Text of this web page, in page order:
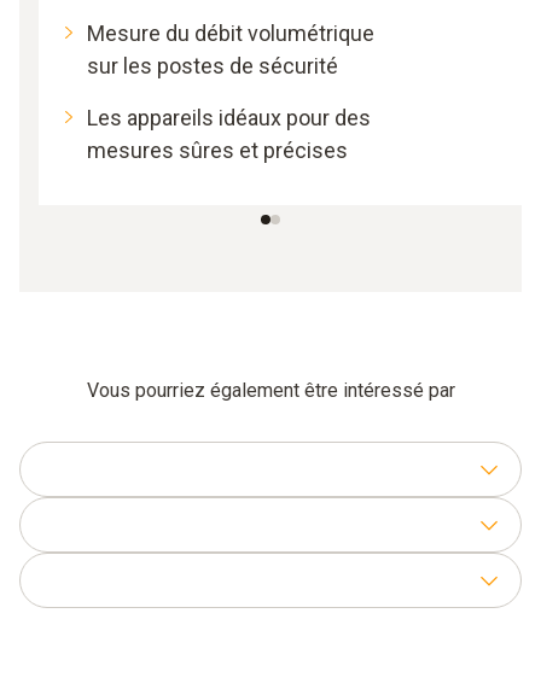
Mesure du débit volumétrique
sur les postes de sécurité
Les appareils idéaux pour des
mesures sûres et précises
Vous pourriez également être intéressé par